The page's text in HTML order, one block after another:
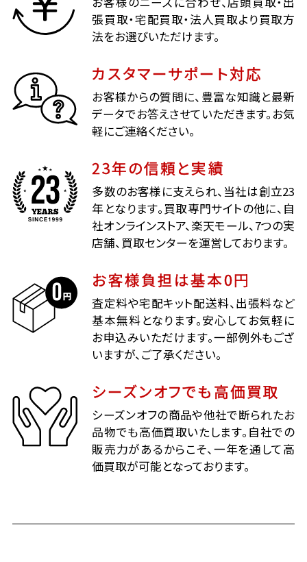
張買取・宅配買取・法人買取より買取方
法をお選びいただけます。
カスタマーサポート対応
お客様からの質問に、豊富な知識と最新
データでお答えさせていただきます。お気
軽にご連絡ください。
23年の信頼と実績
多数のお客様に支えられ、当社は創立23
年となります。買取専門サイトの他に、自
社オンラインストア、楽天モール、7つの実
店舗、買取センターを運営しております。
お客様負担は基本0円
査定料や宅配キット配送料、出張料など
基本無料となります。安心してお気軽に
お申込みいただけます。一部例外もござ
いますが、ご了承ください。
シーズンオフでも高価買取
シーズンオフの商品や他社で断られたお
品物でも高価買取いたします。自社での
販売力があるからこそ、一年を通して高
価買取が可能となっております。